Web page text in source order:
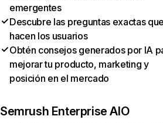
emergentes
Descubre las preguntas exactas
hacen los usuarios
Obtén consejos generados por IA
mejorar tu producto, marketing y
posición en el mercado
Semrush Enterprise AIO